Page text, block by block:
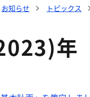
お知らせ トピックス
年